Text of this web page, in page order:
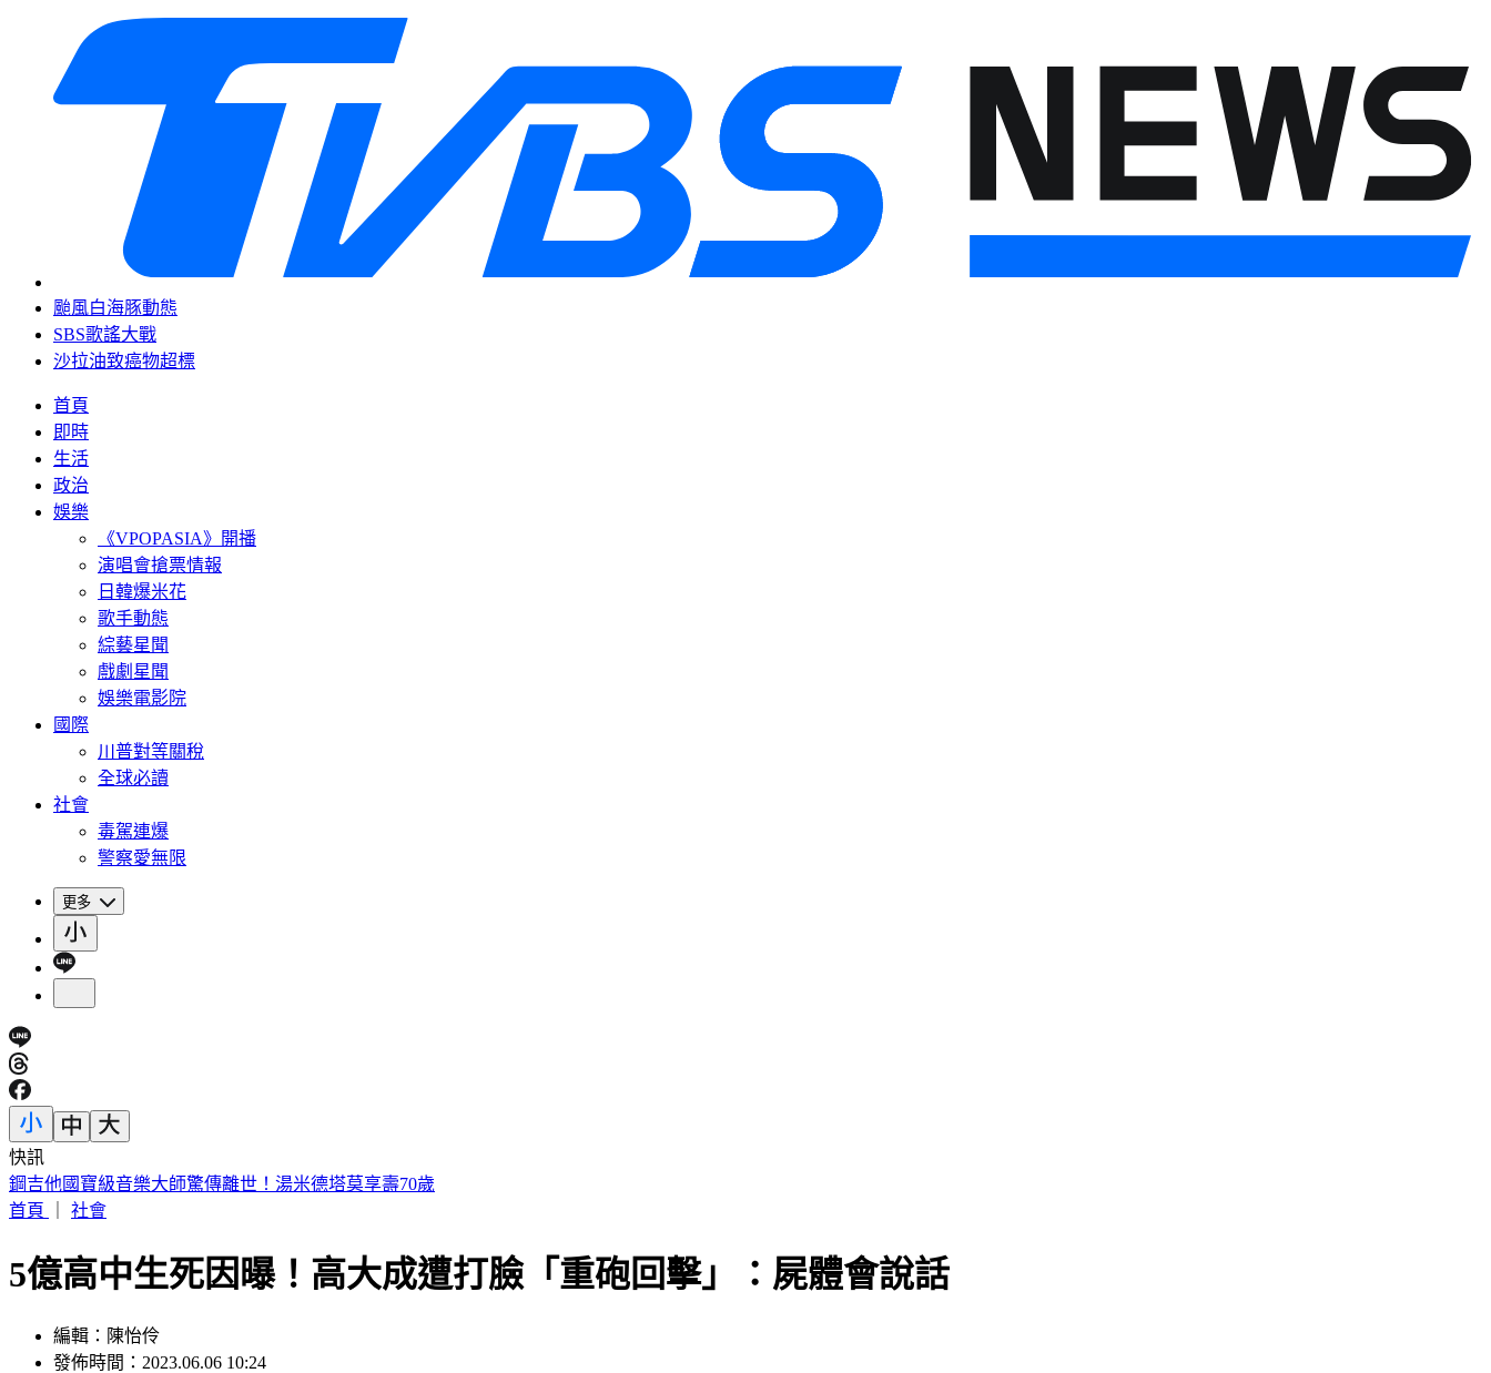
颱風白海豚動態
SBS歌謠大戰
沙拉油致癌物超標
首頁
即時
生活
政治
娛樂
《VPOPASIA》開播
演唱會搶票情報
日韓爆米花
歌手動態
綜藝星聞
戲劇星聞
娛樂電影院
國際
川普對等關稅
全球必讀
社會
毒駕連爆
警察愛無限
更多
快訊
網購別再亂丟！環保局示警「9包裝」禁回收 6000元慘噴飛
首頁
社會
5億高中生死因曝！高大成遭打臉「重砲回擊」：屍體會說話
編輯：陳怡伶
發佈時間：2023.06.06 10:24